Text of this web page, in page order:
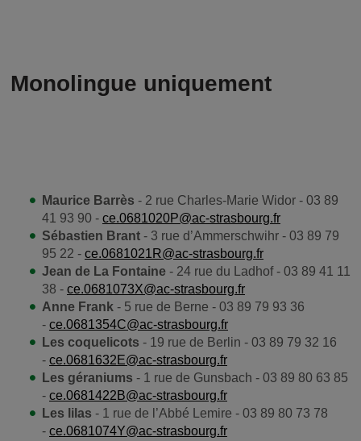
Monolingue uniquement
Maurice Barrès - 2 rue Charles-Marie Widor - 03 89
41 93 90 - ce.0681020P@ac-strasbourg.fr
Sébastien Brant - 3 rue d’Ammerschwihr - 03 89 79
95 22 - ce.0681021R@ac-strasbourg.fr
Jean de La Fontaine - 24 rue du Ladhof - 03 89 41 11
38 - ce.0681073X@ac-strasbourg.fr
Anne Frank - 5 rue de Berne - 03 89 79 93 36
- ce.0681354C@ac-strasbourg.fr
Les coquelicots - 19 rue de Berlin - 03 89 79 32 16
- ce.0681632E@ac-strasbourg.fr
Les géraniums - 1 rue de Gunsbach - 03 89 80 63 85
- ce.0681422B@ac-strasbourg.fr
Les lilas - 1 rue de l’Abbé Lemire - 03 89 80 73 78
- ce.0681074Y@ac-strasbourg.fr